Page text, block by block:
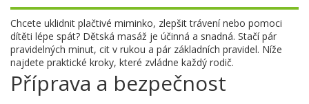
Chcete uklidnit plačtivé miminko, zlepšit trávení nebo pomoci
dítěti lépe spát? Dětská masáž je účinná a snadná. Stačí pár
pravidelných minut, cit v rukou a pár základních pravidel. Níže
najdete praktické kroky, které zvládne každý rodič.
Příprava a bezpečnost